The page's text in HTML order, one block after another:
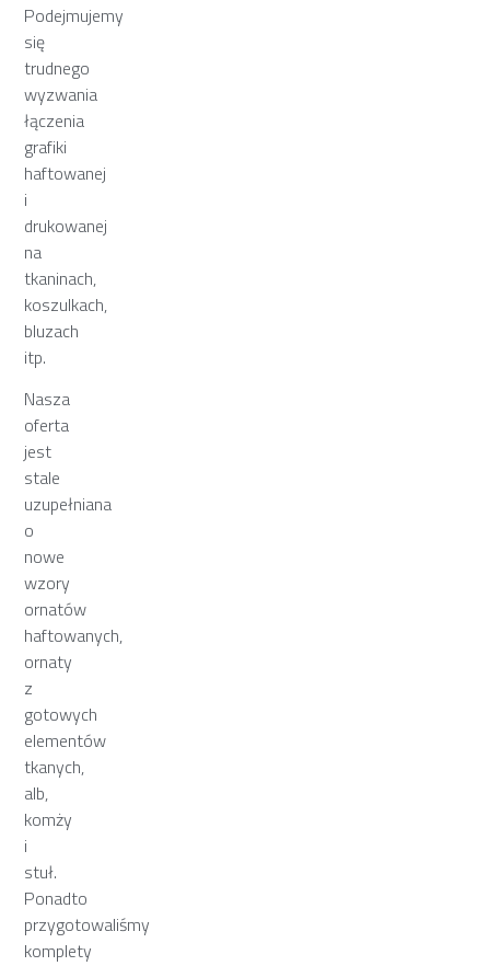
Podejmujemy
się
trudnego
wyzwania
łączenia
grafiki
haftowanej
i
drukowanej
na
tkaninach,
koszulkach,
bluzach
itp.
Nasza
oferta
jest
stale
uzupełniana
o
nowe
wzory
ornatów
haftowanych,
ornaty
z
gotowych
elementów
tkanych,
alb,
komży
i
stuł.
Ponadto
przygotowaliśmy
komplety